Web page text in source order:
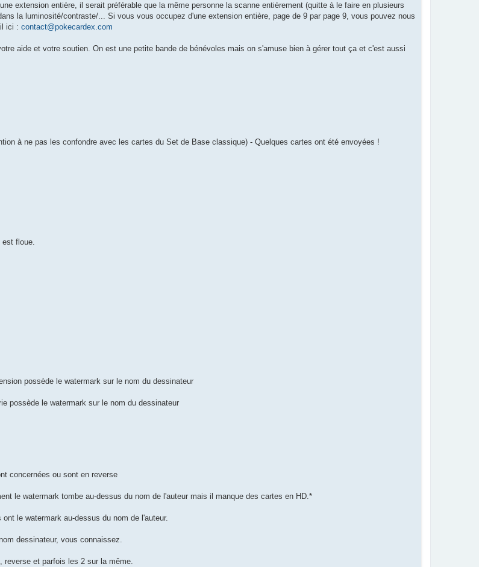
extension entière, il serait préférable que la même personne la scanne entièrement (quitte à le faire en plusieurs
la luminosité/contraste/... Si vous vous occupez d'une extension entière, page de 9 par page 9, vous pouvez nous
ici : contact@pokecardex.com
aide et votre soutien. On est une petite bande de bénévoles mais on s'amuse bien à gérer tout ça et c'est aussi
à ne pas les confondre avec les cartes du Set de Base classique) - Quelques cartes ont été envoyées !
est floue.
possède le watermark sur le nom du dessinateur
possède le watermark sur le nom du dessinateur
concernées ou sont en reverse
le watermark tombe au-dessus du nom de l'auteur mais il manque des cartes en HD.*
ont le watermark au-dessus du nom de l'auteur.
dessinateur, vous connaissez.
reverse et parfois les 2 sur la même.